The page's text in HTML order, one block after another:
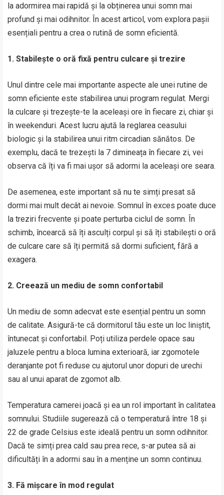
la adormirea mai rapidă și la obținerea unui somn mai
profund și mai odihnitor. În acest articol, vom explora pașii
esențiali pentru a crea o rutină de somn eficientă.
1. Stabilește o oră fixă pentru culcare și trezire
Unul dintre cele mai importante aspecte ale unei rutine de
somn eficiente este stabilirea unui program regulat. Mergi
la culcare și trezește-te la aceleași ore în fiecare zi, chiar și
în weekenduri. Acest lucru ajută la reglarea ceasului
biologic și la stabilirea unui ritm circadian sănătos. De
exemplu, dacă te trezești la 7 dimineața în fiecare zi, vei
observa că îți va fi mai ușor să adormi la aceleași ore seara.
De asemenea, este important să nu te simți presat să
dormi mai mult decât ai nevoie. Somnul în exces poate duce
la treziri frecvente și poate perturba ciclul de somn. În
schimb, încearcă să îți asculți corpul și să îți stabilești o oră
de culcare care să îți permită să dormi suficient, fără a
exagera.
2. Creează un mediu de somn confortabil
Un mediu de somn adecvat este esențial pentru un somn
de calitate. Asigură-te că dormitorul tău este un loc liniștit,
întunecat și confortabil. Poți utiliza perdele opace sau
jaluzele pentru a bloca lumina exterioară, iar zgomotele
deranjante pot fi reduse cu ajutorul unor dopuri de urechi
sau al unui aparat de zgomot alb.
Temperatura camerei joacă și ea un rol important în calitatea
somnului. Studiile sugerează că o temperatură între 18 și
22 de grade Celsius este ideală pentru un somn odihnitor.
Dacă te simți prea cald sau prea rece, s-ar putea să ai
dificultăți în a adormi sau în a menține un somn continuu.
3. Fă mișcare în mod regulat